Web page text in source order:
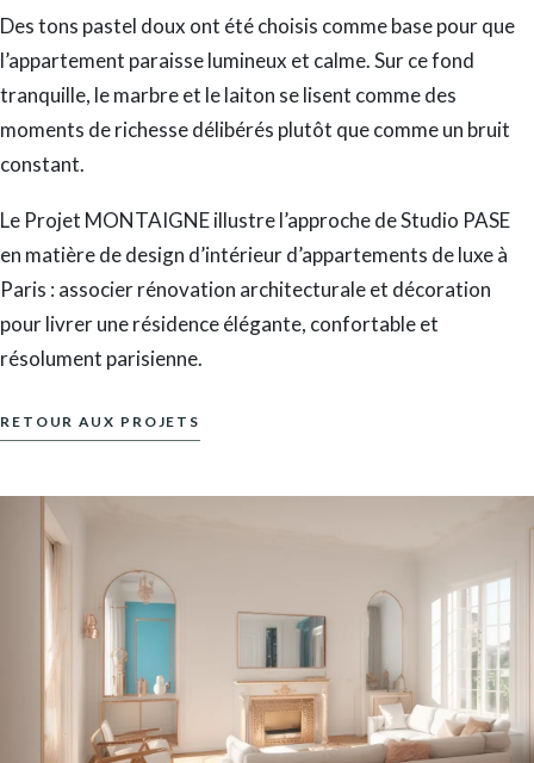
Des tons pastel doux ont été choisis comme base pour que
l’appartement paraisse lumineux et calme. Sur ce fond
tranquille, le marbre et le laiton se lisent comme des
moments de richesse délibérés plutôt que comme un bruit
constant.
Le Projet MONTAIGNE illustre l’approche de Studio PASE
en matière de design d’intérieur d’appartements de luxe à
Paris : associer rénovation architecturale et décoration
pour livrer une résidence élégante, confortable et
résolument parisienne.
RETOUR AUX PROJETS